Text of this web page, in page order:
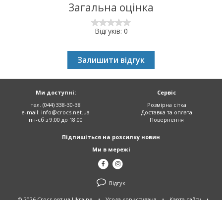
Загальна оцінка
Відгуків: 0
Залишити відгук
Сервіс
Розмірна сітка
Доставка та оплата
Повернення
Ми доступні:
тел. (044) 338-30-38
e-mail: info@crocs.net.ua
пн-сб з 9:00 до 18:00
Підпишіться на розсилку новин
Ми в мережі
Відгук